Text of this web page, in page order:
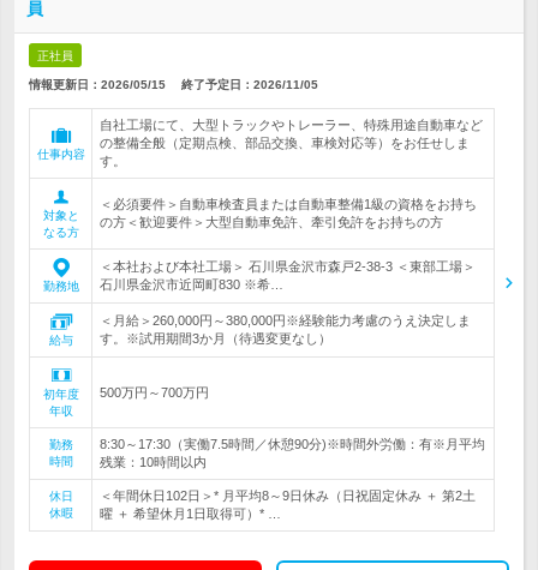
員
正社員
情報更新日：2026/05/15 終了予定日： 2026/11/05
仕事内容
自社工場にて、大型トラックやトレーラー、特殊用途自動車など
の整備全般（定期点検、部品交換、車検対応等）をお任せしま
す。
対象と
なる方
＜必須要件＞自動車検査員または自動車整備1級の資格をお持ち
の方＜歓迎要件＞大型自動車免許、牽引免許をお持ちの方
勤務地
＜本社および本社工場＞ 石川県金沢市森戸2-38-3 ＜東部工場＞
石川県金沢市近岡町830 ※希…
給与
＜月給＞260,000円～380,000円※経験能力考慮のうえ決定しま
す。※試用期間3か月（待遇変更なし）
初年度
年収
500万円～700万円
勤務
時間
8:30～17:30（実働7.5時間／休憩90分)※時間外労働：有※月平均
残業：10時間以内
休日
休暇
＜年間休日102日＞* 月平均8～9日休み（日祝固定休み ＋ 第2土
曜 ＋ 希望休月1日取得可）* …